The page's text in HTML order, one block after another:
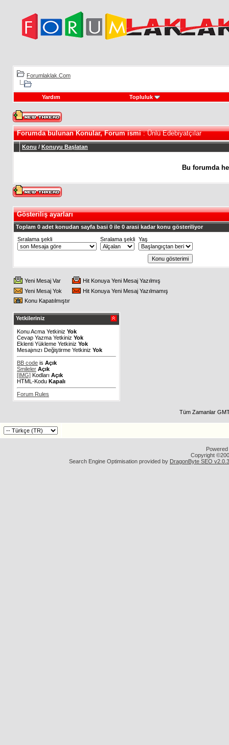
Forumlaklak.Com
Yardım Topluluk
Forumda bulunan Konular, Forum ismi: Ünlü Edebiyatçılar
Konu / Konuyu Başlatan
Bu forumda
Gösteriliş ayarları
Toplam 0 adet konudan sayfa basi 0 ile 0 arasi kadar konu gösteriliyor
Sıralama şekli
Sıralama şekli Yaş
Yeni Mesaj Var
Hit Konuya Yeni Mesaj Yazılmış
Yeni Mesaj Yok
Hit Konuya Yeni Mesaj Yazılmamış
Konu Kapatılmıştır
Yetkileriniz
Konu Acma Yetkiniz Yok
Cevap Yazma Yetkiniz Yok
Eklenti Yükleme Yetkiniz Yok
Mesajınızı Değiştirme Yetkiniz Yok
BB code is Açık
Smileler Açık
[IMG] Kodları Açık
HTML-Kodu Kapalı
Forum Rules
Tüm Zamanlar
Copyright
Search Engine Optimisation provided by DragonByte SEO